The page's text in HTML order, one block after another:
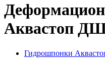
Аквастоп
Гидрошпонки